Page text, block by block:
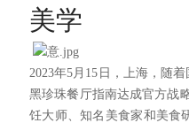
美学
2023年5月15日，上海，随
黑珍珠餐厅指南达成官方战
饪大师、知名美食家和美食